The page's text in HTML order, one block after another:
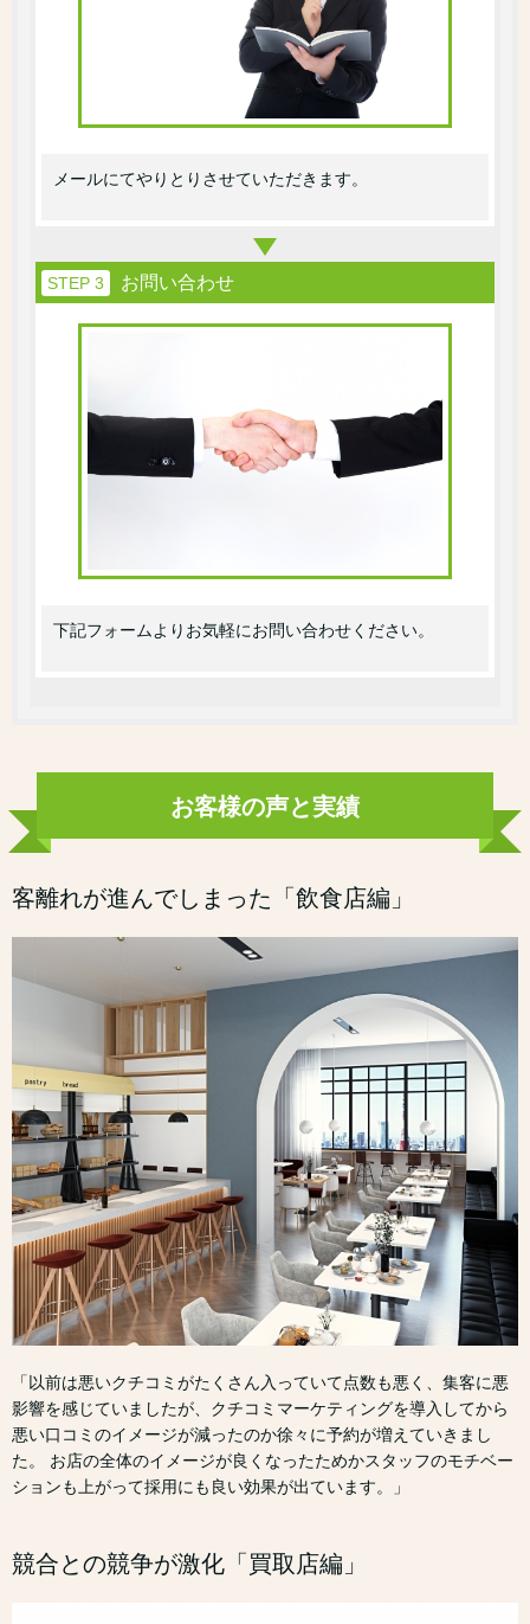
メールにてやりとりさせていただきます。
STEP 3 お問い合わせ
下記フォームよりお気軽にお問い合わせください。
お客様の声と実績
客離れが進んでしまった「飲食店編」
「以前は悪いクチコミがたくさん入っていて点数も悪く、集客に悪
影響を感じていましたが、クチコミマーケティングを導入してから
悪い口コミのイメージが減ったのか徐々に予約が増えていきまし
た。 お店の全体のイメージが良くなったためかスタッフのモチベー
ションも上がって採用にも良い効果が出ています。」
競合との競争が激化「買取店編」